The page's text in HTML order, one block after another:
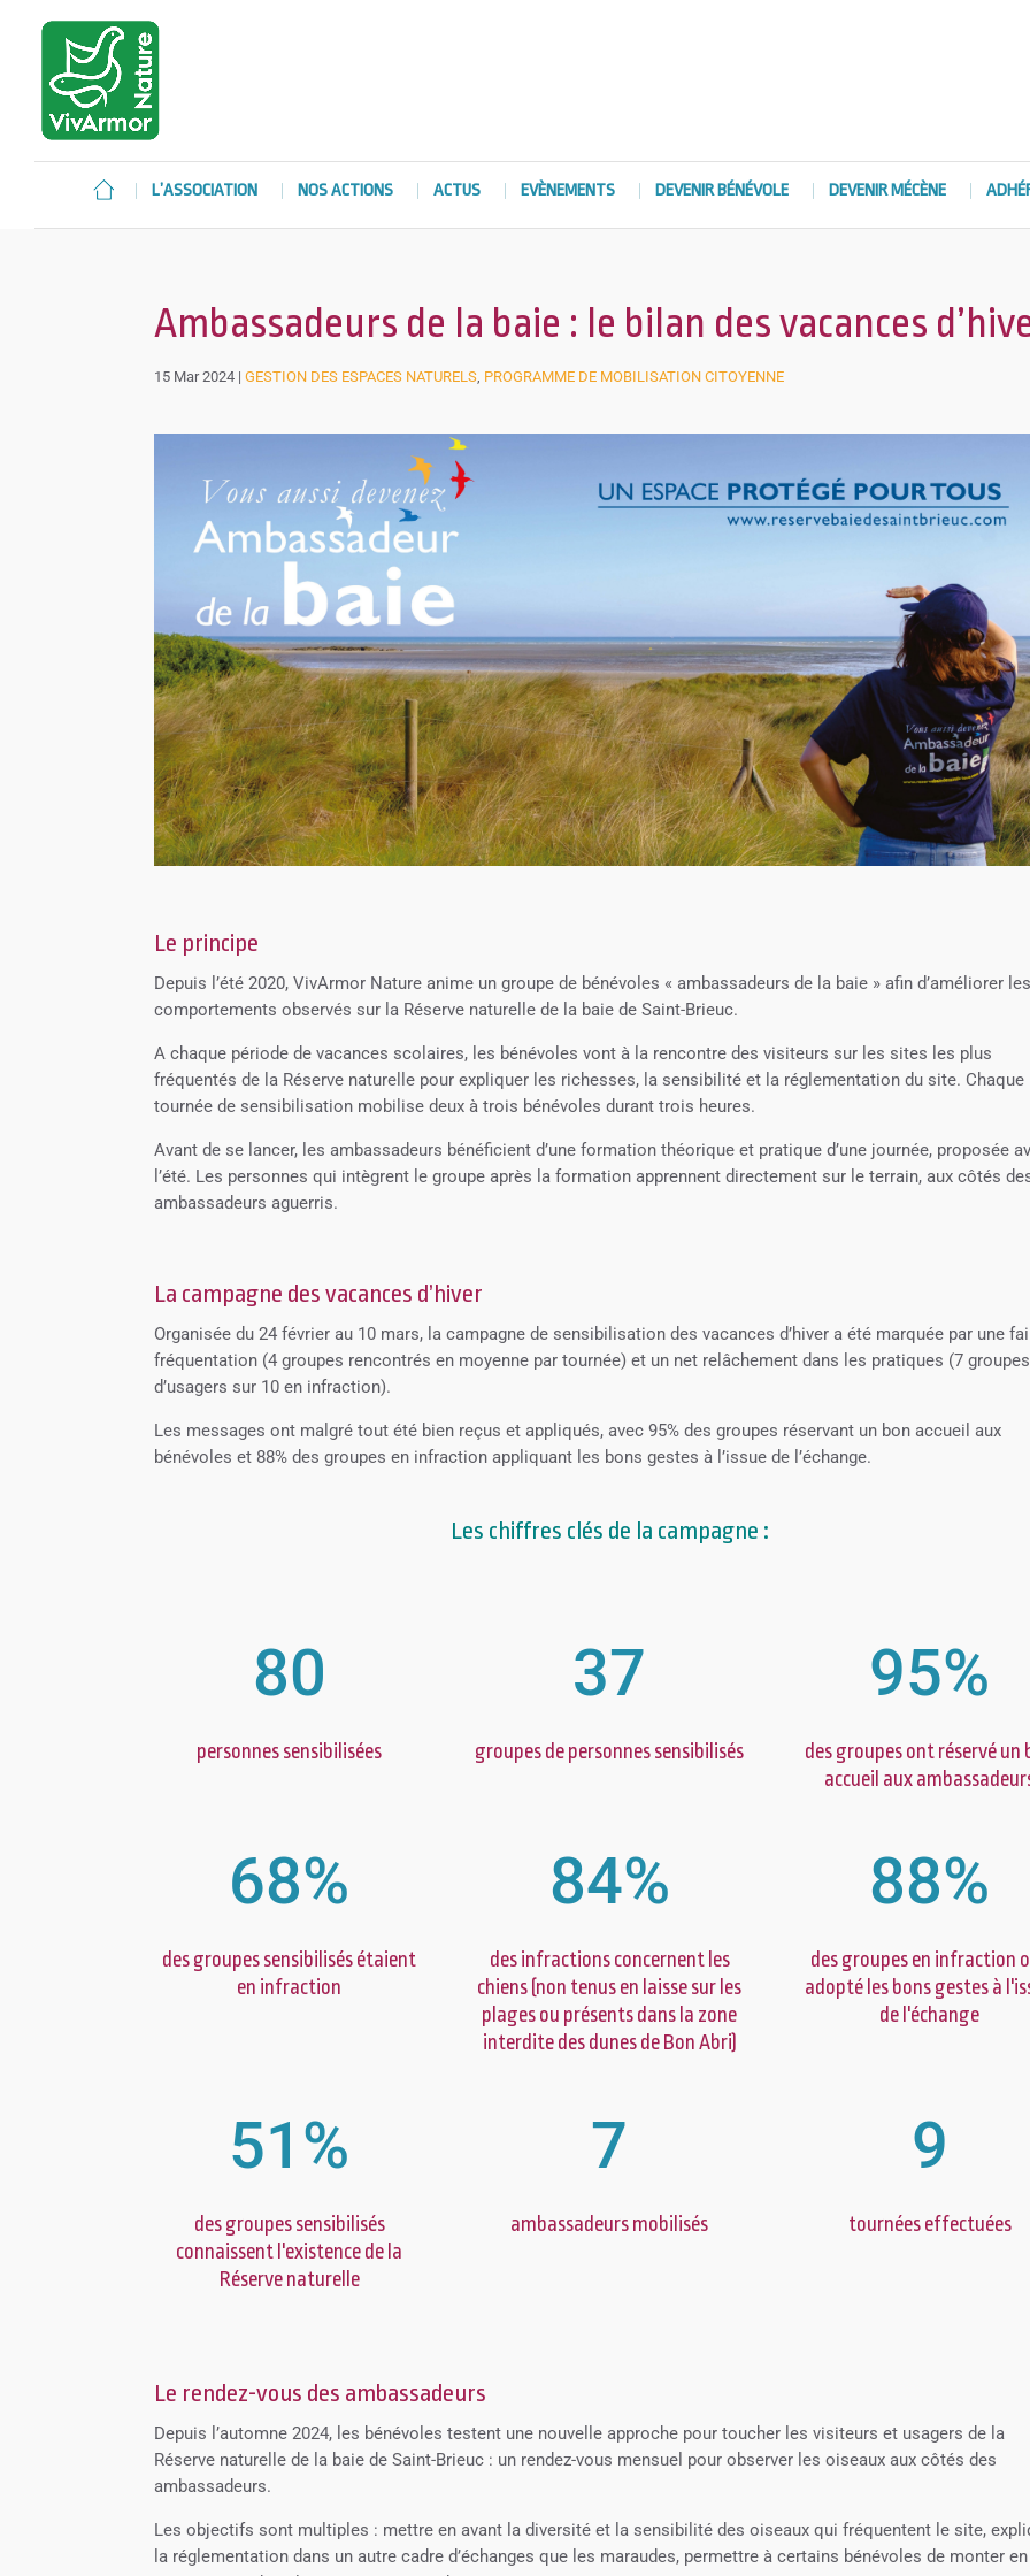
L’ASSOCIATION NOS ACTIONS ACTUS EVÈNEMENTS DEVENIR BÉNÉVOLE DEVENIR MÉCÈNE
Ambassadeurs de la baie : le bilan des vacances
15 Mar 2024 |GESTION DES ESPACES NATURELS, PROGRAMME DE MOBILISATION CITOYENNE
Le principe
Depuis l’été 2020, VivArmor Nature anime un groupe de bénévoles « ambassadeurs de la baie » afin d’améliorer les
comportements observés sur la Réserve naturelle de la baie de Saint-Brieuc.
A chaque période de vacances scolaires, les bénévoles vont à la rencontre des visiteurs sur les sites les plus
fréquentés de la Réserve naturelle pour expliquer les richesses, la sensibilité et la réglementation du site. Chaque
tournée de sensibilisation mobilise deux à trois bénévoles durant trois heures.
Avant de se lancer, les ambassadeurs bénéficient d’une formation théorique et pratique d’une journée, proposée
l’été. Les personnes qui intègrent le groupe après la formation apprennent directement sur le terrain, aux côtés
ambassadeurs aguerris.
La campagne des vacances d’hiver
Organisée du 24 février au 10 mars, la campagne de sensibilisation des vacances d’hiver a été marquée par une
fréquentation (4 groupes rencontrés en moyenne par tournée) et un net relâchement dans les pratiques (7 groupes
d’usagers sur 10 en infraction).
Les messages ont malgré tout été bien reçus et appliqués, avec 95% des groupes réservant un bon accueil aux
bénévoles et 88% des groupes en infraction appliquant les bons gestes à l’issue de l’échange.
Les chiffres clés de la campagne :
80
personnes sensibilisées
37
groupes de personnes sensibilisés
95%
des groupes ont réservé un
accueil aux
68%
des groupes sensibilisés étaient
en infraction
84%
des infractions concernent les
chiens (non tenus en laisse sur les
plages ou présents dans la zone
interdite des dunes de Bon Abri)
88%
des groupes en infraction
adopté les bons gestes à
de l'échange
51%
des groupes sensibilisés
connaissent l'existence de la
Réserve naturelle
7
ambassadeurs mobilisés
9
tournées effectuées
Le rendez-vous des ambassadeurs
Depuis l’automne 2024, les bénévoles testent une nouvelle approche pour toucher les visiteurs et usagers de la
Réserve naturelle de la baie de Saint-Brieuc : un rendez-vous mensuel pour observer les oiseaux aux côtés des
ambassadeurs.
Les objectifs sont multiples : mettre en avant la diversité et la sensibilité des oiseaux qui fréquentent le site,
la réglementation dans un autre cadre d’échanges que les maraudes, permettre à certains bénévoles de monter en